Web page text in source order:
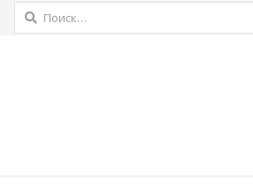
Найти: